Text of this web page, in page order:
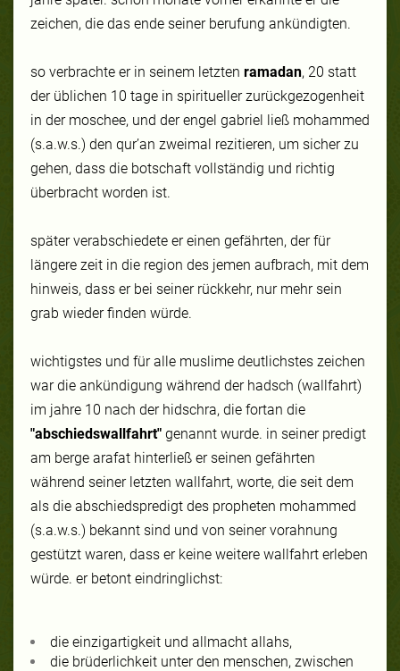
zeichen, die das ende seiner berufung ankündigten.
so verbrachte er in seinem letzten ramadan, 20 statt
der üblichen 10 tage in spiritueller zurückgezogenheit
in der moschee, und der engel gabriel ließ mohammed
(s.a.w.s.) den qur’an zweimal rezitieren, um sicher zu
gehen, dass die botschaft vollständig und richtig
überbracht worden ist.
später verabschiedete er einen gefährten, der für
längere zeit in die region des jemen aufbrach, mit dem
hinweis, dass er bei seiner rückkehr, nur mehr sein
grab wieder finden würde.
wichtigstes und für alle muslime deutlichstes zeichen
war die ankündigung während der hadsch (wallfahrt)
im jahre 10 nach der hidschra, die fortan die
"abschiedswallfahrt" genannt wurde. in seiner predigt
am berge arafat hinterließ er seinen gefährten
während seiner letzten wallfahrt, worte, die seit dem
als die abschiedspredigt des propheten mohammed
(s.a.w.s.) bekannt sind und von seiner vorahnung
gestützt waren, dass er keine weitere wallfahrt erleben
würde. er betont eindringlichst:
die einzigartigkeit und allmacht allahs,
die brüderlichkeit unter den menschen, zwischen